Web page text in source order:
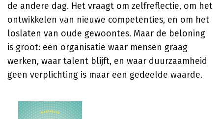
de andere dag. Het vraagt om zelfreflectie, om het
ontwikkelen van nieuwe competenties, en om het
loslaten van oude gewoontes. Maar de beloning
is groot: een organisatie waar mensen graag
werken, waar talent blijft, en waar duurzaamheid
geen verplichting is maar een gedeelde waarde.